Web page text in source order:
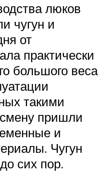
люков
чугун и
от
практически
большого веса
такими
пришли
и
Чугун
сих пор.